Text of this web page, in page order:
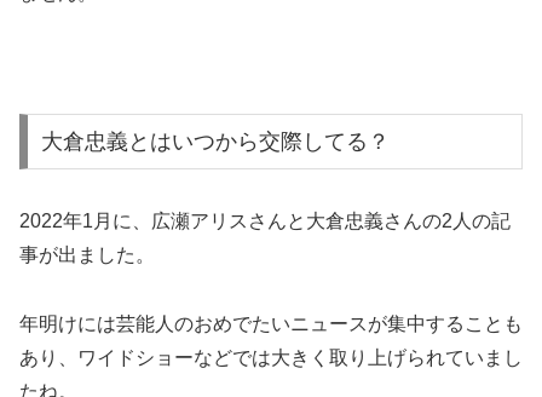
大倉忠義とはいつから交際してる？
2022年1月に、広瀬アリスさんと大倉忠義さんの2人の記
事が出ました。
年明けには芸能人のおめでたいニュースが集中することも
あり、ワイドショーなどでは大きく取り上げられていまし
たね。